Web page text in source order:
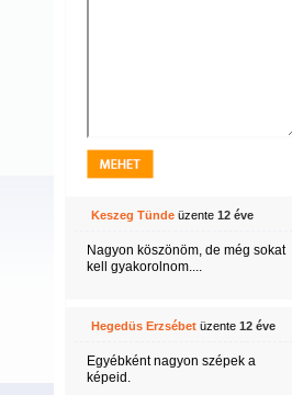
Keszeg Tündeüzente 12 éve
Nagyon köszönöm, de még sokat
kell gyakorolnom....
Hegedüs Erzsébetüzente 12 éve
Egyébként nagyon szépek a
képeid.